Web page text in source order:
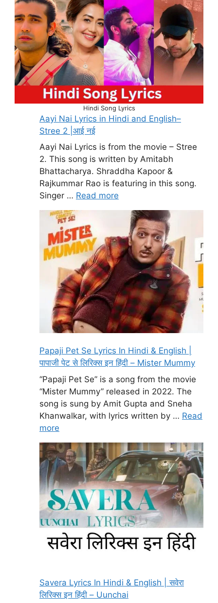
Hindi Song Lyrics
Aayi Nai Lyrics in Hindi and English–
Stree 2 |आई नई
Aayi Nai Lyrics is from the movie – Stree
2. This song is written by Amitabh
Bhattacharya. Shraddha Kapoor &
Rajkummar Rao is featuring in this song.
Singer … Read more
Papaji Pet Se Lyrics In Hindi & English |
पापाजी पेट से लिरिक्स इन हिंदी – Mister Mummy
“Papaji Pet Se” is a song from the movie
“Mister Mummy” released in 2022. The
song is sung by Amit Gupta and Sneha
Khanwalkar, with lyrics written by … Read
more
Savera Lyrics In Hindi & English | सवेरा
लिरिक्स इन हिंदी – Uunchai